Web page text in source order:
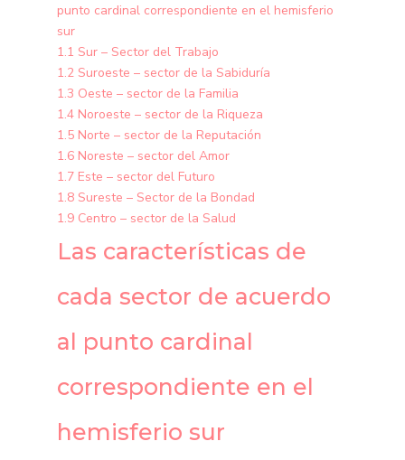
punto cardinal correspondiente en el hemisferio
sur
1.1 Sur – Sector del Trabajo
1.2 Suroeste – sector de la Sabiduría
1.3 Oeste – sector de la Familia
1.4 Noroeste – sector de la Riqueza
1.5 Norte – sector de la Reputación
1.6 Noreste – sector del Amor
1.7 Este – sector del Futuro
1.8 Sureste – Sector de la Bondad
1.9 Centro – sector de la Salud
Las características de
cada sector de acuerdo
al punto cardinal
correspondiente en el
hemisferio sur